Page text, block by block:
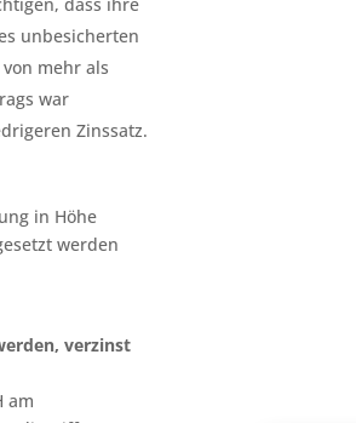
unbesicherten
mehr als
war
Zinssatz.
in Höhe
werden
verzinst
am